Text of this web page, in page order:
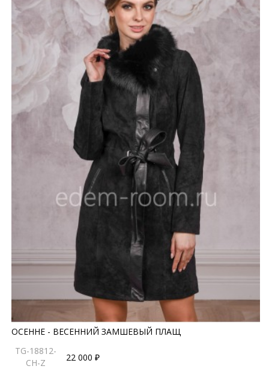
ОСЕННЕ - ВЕСЕННИЙ ЗАМШЕВЫЙ ПЛАЩ
TG-18812-
CH-Z
22 000 ₽